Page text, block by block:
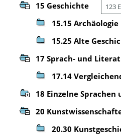
15 Geschichte 123
15.15 Archäologie
15.25 Alte
17 Sprach- und
17.14
18 Einzelne
20
20.30